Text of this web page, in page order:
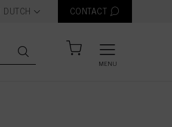
text.language
DUTCH CONTACT
MENU